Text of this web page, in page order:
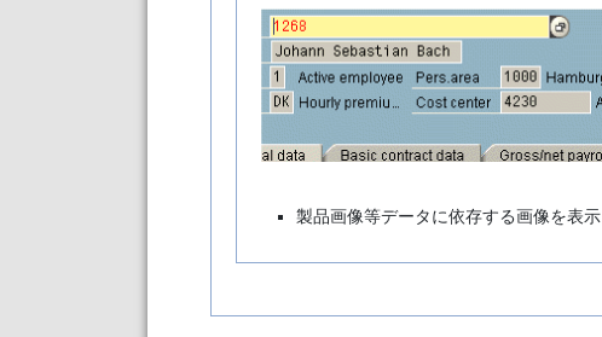
製品画像等データに依存する画像を表示